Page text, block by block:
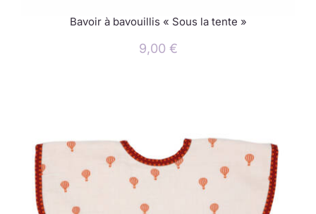
Bavoir à bavouillis « Sous la tente »
9,00 €